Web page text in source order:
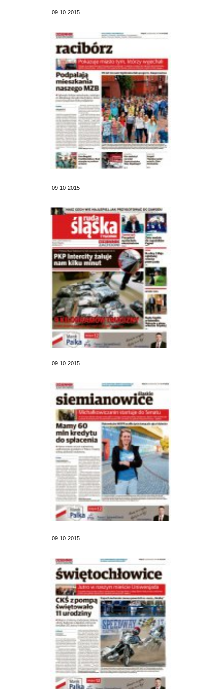
09.10.2015
09.10.2015
09.10.2015
09.10.2015